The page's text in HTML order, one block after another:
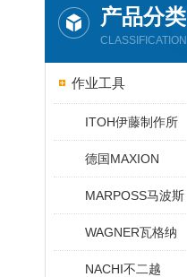
产品分类
CLASSIFICATION
作业工具
ITOH伊藤制作所
德国MAXION
MARPOSS马波斯
WAGNER瓦格纳
NACHI不二越